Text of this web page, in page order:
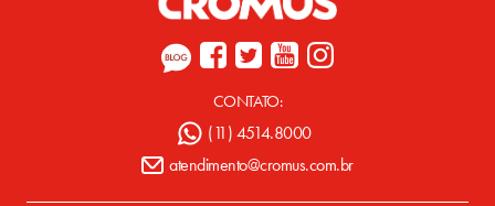
CONTATO:
(11) 4514.8000
atendimento@cromus.com.br